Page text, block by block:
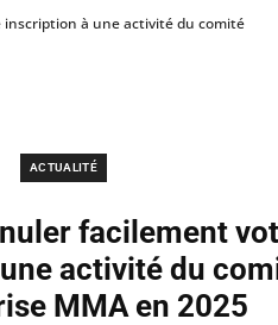
à une activité du comité
ACTUALITÉ
facilement
activité du
MMA en 2025